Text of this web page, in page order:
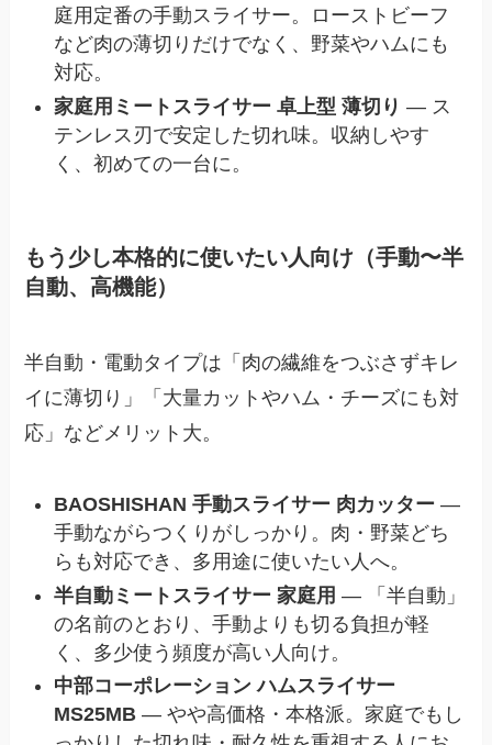
庭用定番の手動スライサー。ローストビーフ
など肉の薄切りだけでなく、野菜やハムにも
対応。
家庭用ミートスライサー 卓上型 薄切り — ス
テンレス刃で安定した切れ味。収納しやす
く、初めての一台に。
もう少し本格的に使いたい人向け（手動〜半
自動、高機能）
半自動・電動タイプは「肉の繊維をつぶさずキレ
イに薄切り」「大量カットやハム・チーズにも対
応」などメリット大。
BAOSHISHAN 手動スライサー 肉カッター —
手動ながらつくりがしっかり。肉・野菜どち
らも対応でき、多用途に使いたい人へ。
半自動ミートスライサー 家庭用 — 「半自動」
の名前のとおり、手動よりも切る負担が軽
く、多少使う頻度が高い人向け。
中部コーポレーション ハムスライサー
MS25MB — やや高価格・本格派。家庭でもし